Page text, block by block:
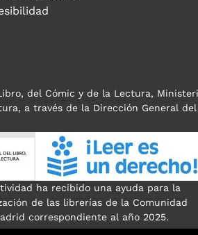
del Cómic y de la Lectura,
a través de la Dirección General
ha recibido una ayuda para la
de las librerías de la Comunidad
correspondiente al año 2025.